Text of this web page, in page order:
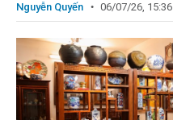
Nguyễn Quyến 06/07/26, 15:36